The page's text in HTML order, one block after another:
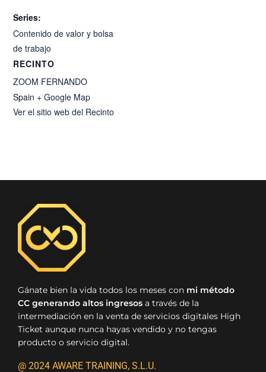
Series:
Contenido de valor y bolsa
de trabajo
RECINTO
ZOOM FERNANDO
Spain + Google Map
Ver el sitio web del Recinto
Gánate bien la vida todos los meses con mi método
CC generando altos ingresos a través de la
intermediación en la venta de servicios digitales High
Ticket aunque nunca hayas vendido y no tengas
producto o servicio digital.
@ 2024 AWARE TRAINING, S.L.U.